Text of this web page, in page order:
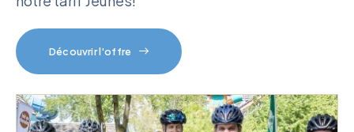
Découvrir l'offre